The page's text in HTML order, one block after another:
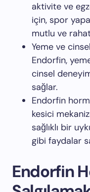
aktivite ve
için, spor
mutlu ve
Yeme ve
Endorfin,
cinsel
sağlar.
Endorfin
kesici
sağlıklı bir
gibi faydalar
Endorfin